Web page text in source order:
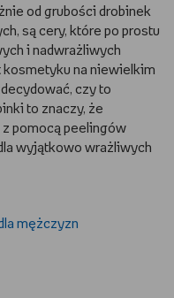
od grubości drobinek
są cery, które po prostu
i nadwrażliwych
kosmetyku na niewielkim
czy to
to znaczy, że
z pomocą peelingów
wyjątkowo wrażliwych